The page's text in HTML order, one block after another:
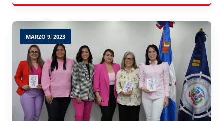
inversión de más de 18 millones de pesos. En su
MARZO 9, 2023